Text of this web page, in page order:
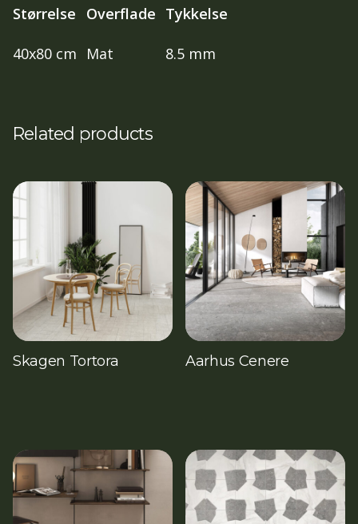
Størrelse Overflade Tykkelse
40x80 cm Mat 8.5 mm
Related products
Skagen Tortora Aarhus Cenere